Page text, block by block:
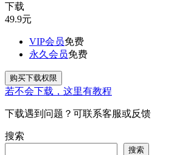
下载
49.9元
VIP会员免费
永久会员免费
购买下载权限
若不会下载，这里有教程
下载遇到问题？可联系客服或反馈
搜索
搜索